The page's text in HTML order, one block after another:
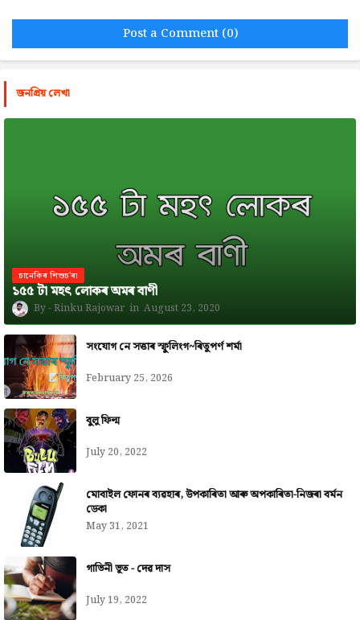
Post a Comment (0)
জনপ্রিয় লেখা
চানেকিৰ শিশুচ'ৰা
১৫৫ টা মহৎ লোকৰ অমৰ বাণী
Rinku Rajowar August 23, 2020
সংযোগ নে সত্তাৰ স্ফুলিংগ~ৰিতুপৰ্ণ শৰ্মা
February 25, 2026
বুলু ফিল্ম
July 20, 2022
মোবাইল ফোনৰ ব্যৱহাৰ, উপকাৰিতা আৰু অপকাৰিতা-নিজৰা বৰ্মন
ডেকা
May 31, 2021
গাভিনী ভূত - দেৱ দাস
July 19, 2022